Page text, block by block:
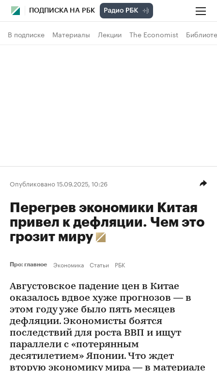
ПОДПИСКА НА РБК
В подписке Материалы Лекции The Economist
Опубликовано 15.09.2025, 10:26
Перегрев экономики Китая
привел к дефляции. Чем это
грозит миру
Про: главное Экономика Статьи РБК
Августовское падение цен в Китае
оказалось вдвое хуже прогнозов — в
этом году уже было пять месяцев
дефляции. Экономисты боятся
последствий для роста ВВП и ищут
параллели с «потерянным
десятилетием» Японии. Что ждет
вторую экономику мира — в материале